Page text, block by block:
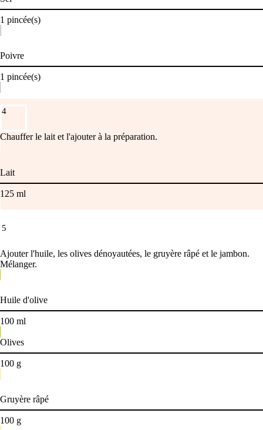
1 pincée(s)
Poivre
1 pincée(s)
4
Chauffer le lait et l'ajouter à la préparation.
Lait
125 ml
5
Ajouter l'huile, les olives dénoyautées, le gruyère râpé et le jambon.
Mélanger.
Huile d'olive
100 ml
Olives
100 g
Gruyère râpé
100 g